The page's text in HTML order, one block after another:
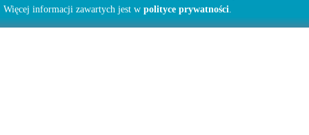
Więcej informacji zawartych jest w polityce prywatności